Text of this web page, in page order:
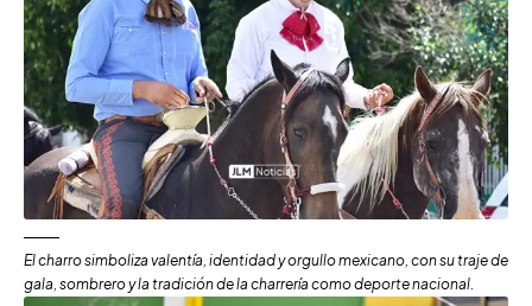
El charro simboliza valentía, identidad y orgullo mexicano, con su traje de
gala, sombrero y la tradición de la charrería como deporte nacional.